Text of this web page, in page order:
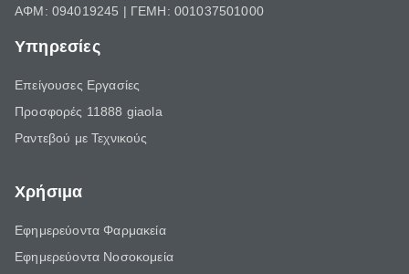
ΑΦΜ: 094019245 | ΓΕΜΗ: 001037501000
Υπηρεσίες
Επείγουσες Εργασίες
Προσφορές 11888 giaola
Ραντεβού με Τεχνικούς
Χρήσιμα
Εφημερεύοντα Φαρμακεία
Εφημερεύοντα Νοσοκομεία